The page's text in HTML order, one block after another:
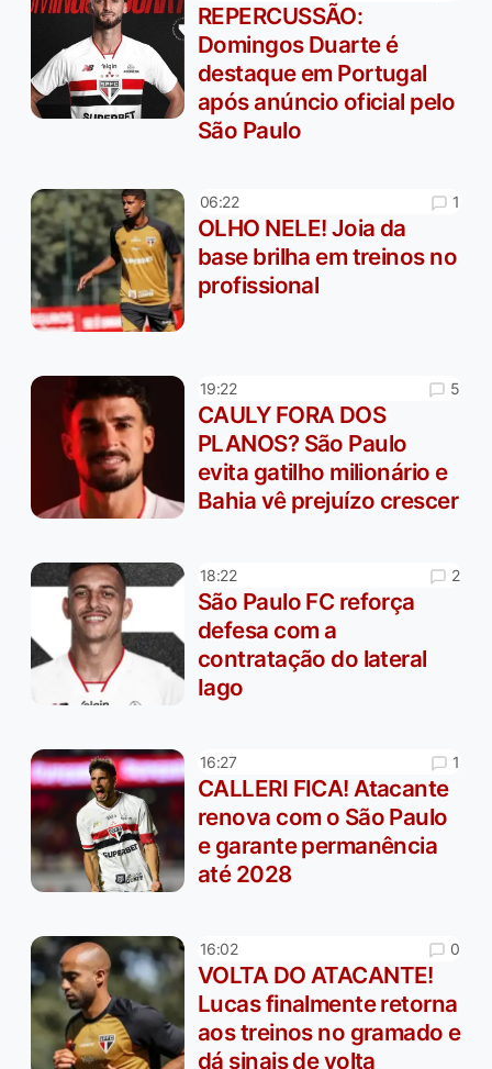
REPERCUSSÃO:
Domingos Duarte é
destaque em Portugal
após anúncio oficial pelo
São Paulo
06:22 1
OLHO NELE! Joia da
base brilha em treinos no
profissional
19:22 5
CAULY FORA DOS
PLANOS? São Paulo
evita gatilho milionário e
Bahia vê prejuízo crescer
18:22 2
São Paulo FC reforça
defesa com a
contratação do lateral
Iago
16:27 1
CALLERI FICA! Atacante
renova com o São Paulo
e garante permanência
até 2028
16:02 0
VOLTA DO ATACANTE!
Lucas finalmente retorna
aos treinos no gramado e
dá sinais de volta